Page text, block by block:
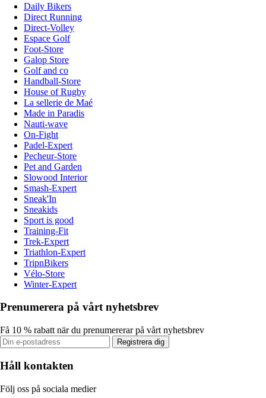
Daily Bikers
Direct Running
Direct-Volley
Espace Golf
Foot-Store
Galop Store
Golf and co
Handball-Store
House of Rugby
La sellerie de Maé
Made in Paradis
Nauti-wave
On-Fight
Padel-Expert
Pecheur-Store
Pet and Garden
Slowood Interior
Smash-Expert
Sneak'In
Sneakids
Sport is good
Training-Fit
Trek-Expert
Triathlon-Expert
TripnBikers
Vélo-Store
Winter-Expert
Prenumerera på vårt nyhetsbrev
Få 10 % rabatt när du prenumererar på vårt nyhetsbrev
Registrera dig
Håll kontakten
Följ oss på sociala medier